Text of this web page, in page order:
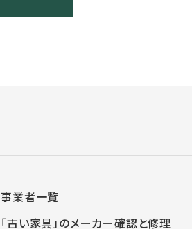
事業者一覧
「古い家具」のメーカー確認と修理